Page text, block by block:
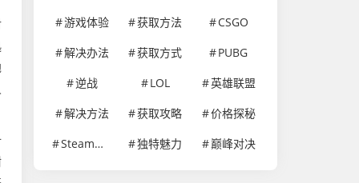
游戏体验
获取方法
CSGO
解决办法
获取方式
PUBG
逆战
LOL
英雄联盟
解决方法
获取攻略
价格探秘
Steam游戏
独特魅力 巅峰对决